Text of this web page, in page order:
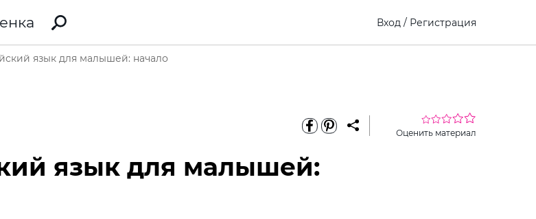
Вход / Регистрация
язык для малышей: начало
Оценить материал
язык для малышей: